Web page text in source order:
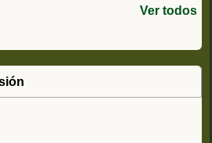
Ver todos